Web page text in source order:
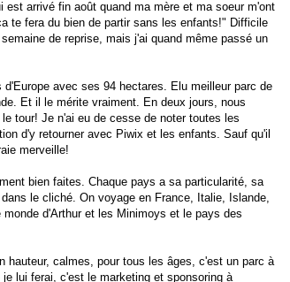
arrivé fin août quand ma mère et ma soeur m'ont
te fera du bien de partir sans les enfants!" Difficile
de reprise, mais j'ai quand même passé un
avec ses 94 hectares. Elu meilleur parc de
Et il le mérite vraiment. En deux jours, nous
tour! Je n'ai eu de cesse de noter toutes les
d'y retourner avec Piwix et les enfants. Sauf qu'il
merveille!
bien faites. Chaque pays a sa particularité, sa
le cliché. On voyage en France, Italie, Islande,
d'Arthur et les Minimoys et le pays des
calmes, pour tous les âges, c'est un parc à
lui ferai, c'est le marketing et sponsoring à